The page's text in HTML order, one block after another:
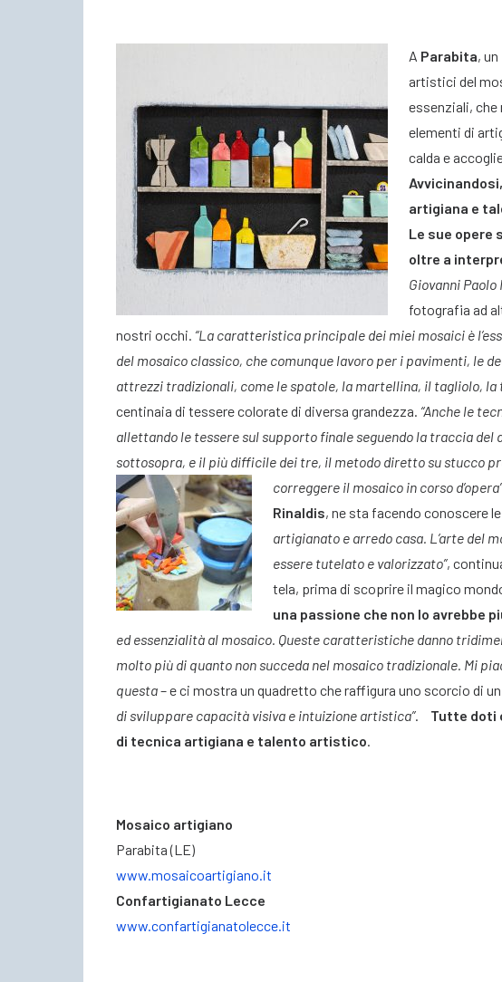
A Parabita,
artistici del
essenziali,
elementi di
calda e
artigiana e
Le sue opere
oltre a
Giovanni Paolo
fotografia ad
nostri occhi. “La caratteristica principale dei miei mosaici è
del mosaico classico, che comunque lavoro per i pavimenti, le
attrezzi tradizionali, come le spatole, la martellina, il tagliolo, la
centinaia di tessere colorate di diversa grandezza. “Anche le
allettando le tessere sul supporto finale seguendo la traccia
sottosopra, e il più difficile dei tre, il metodo diretto su stucco
correggere il mosaico in corso d’opera”
Rinaldis, ne sta facendo conoscere
artigianato e arredo casa. L’arte del
essere tutelato e valorizzato”,
tela, prima di scoprire il magico
una passione che non lo avrebbe
ed essenzialità al mosaico. Queste caratteristiche danno
molto più di quanto non succeda nel mosaico tradizionale. Mi
questa– e ci mostra un quadretto che raffigura uno scorcio di
di sviluppare capacità visiva e intuizione artistica”. Tutte doti
di tecnica artigiana e talento artistico.
Mosaico artigiano
Parabita (LE)
www.mosaicoartigiano.it
Confartigianato Lecce
www.confartigianatolecce.it